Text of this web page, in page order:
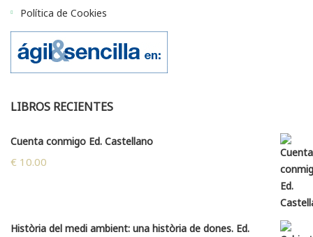
Política de Cookies
LIBROS RECIENTES
Cuenta conmigo Ed. Castellano
€ 10.00
Història del medi ambient: una història de dones. Ed.